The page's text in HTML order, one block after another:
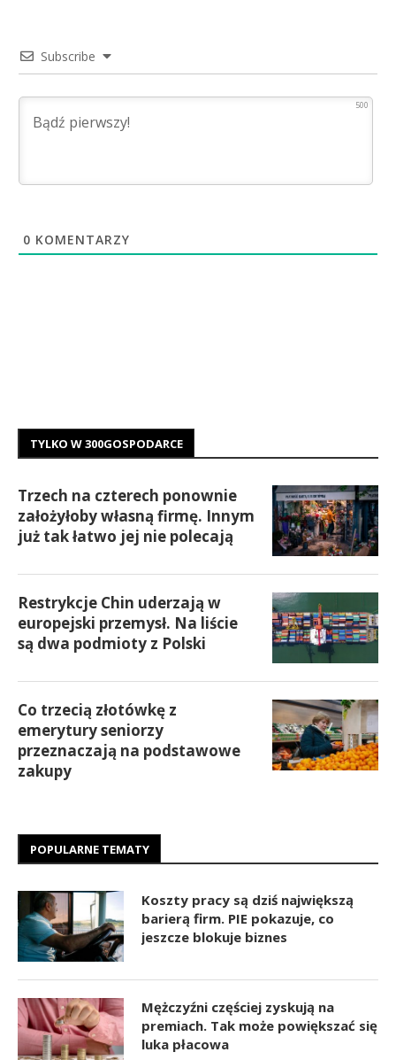
Subscribe
500
0 KOMENTARZY
TYLKO W 300GOSPODARCE
Trzech na czterech ponownie
założyłoby własną firmę. Innym
już tak łatwo jej nie polecają
Restrykcje Chin uderzają w
europejski przemysł. Na liście
są dwa podmioty z Polski
Co trzecią złotówkę z
emerytury seniorzy
przeznaczają na podstawowe
zakupy
POPULARNE TEMATY
Koszty pracy są dziś największą
barierą firm. PIE pokazuje, co
jeszcze blokuje biznes
Mężczyźni częściej zyskują na
premiach. Tak może powiększać się
luka płacowa